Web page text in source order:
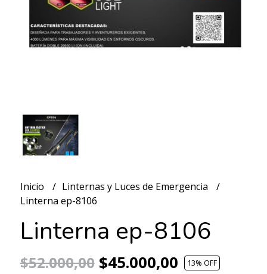
Inicio
Linternas y Luces de Emergencia
Linterna ep-8106
Linterna ep-8106
$52.000,00$45.000,00 13% OFF